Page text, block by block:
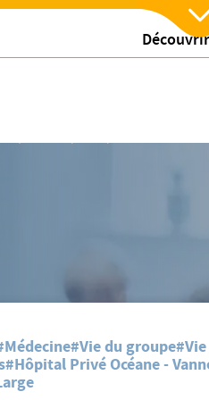
du 3 juin pour sauver
et hôpitaux privés arrêteront
#Vie du groupe
#Hôpital Privé Océane -